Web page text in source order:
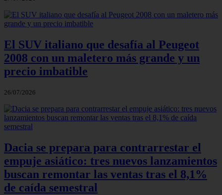
El SUV italiano que desafía al Peugeot
2008 con un maletero más grande y un
precio imbatible
26/07/2026
Dacia se prepara para contrarrestar el
empuje asiático: tres nuevos lanzamientos
buscan remontar las ventas tras el 8,1%
de caída semestral